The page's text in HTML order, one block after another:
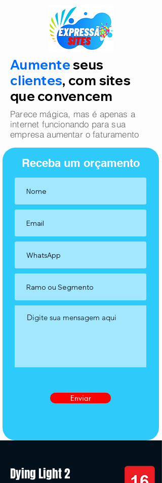
Aumenteseus
clientes, com sites
que convencem
Parece mágica, mas é apenas a
internet funcionando para sua
empresa aumentar o faturamento
Receba um orçamento
Enviar
Dying Light 2